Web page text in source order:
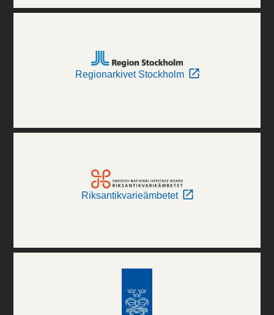
Regionarkivet Stockholm
Riksantikvarieämbetet